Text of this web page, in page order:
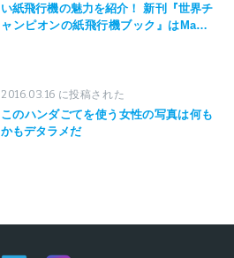
い紙飛行機の魅力を紹介！ 新刊『世界チ
ャンピオンの紙飛行機ブック』はMaker
2016.03.16 に投稿された
このハンダごてを使う女性の写真は何も
かもデタラメだ